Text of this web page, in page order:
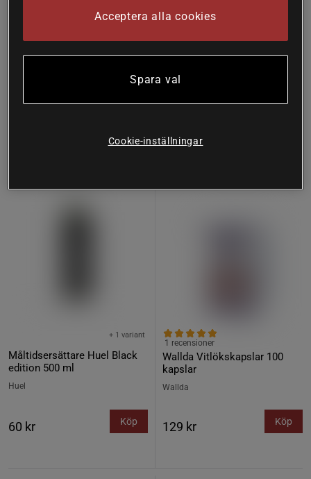
Betain HCI & Pepsin 100
Köp
Colostrum 135 g
499 kr
Måltidsersättare Huel Black
edition 500 ml
+ 1 variant
Huel
60 kr Köp
Wallda Vitlökskapslar 100
kapslar
1 recensioner
Wallda
129 kr Köp
Acceptera alla cookies
Spara val
Cookie-inställningar